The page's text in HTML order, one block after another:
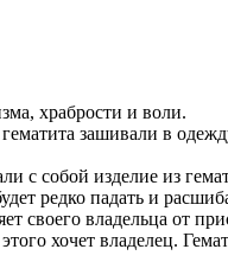
храбрости и воли.
зашивали в
с собой изделие из
редко падать и
своего владельца от
хочет владелец.